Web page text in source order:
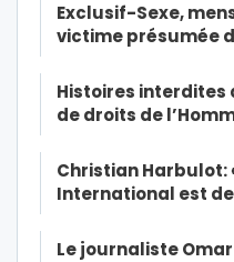
Exclusif-Sexe,
victime présumée
Histoires interdites
de droits de
Christian Harbulot:
International est
Le journaliste